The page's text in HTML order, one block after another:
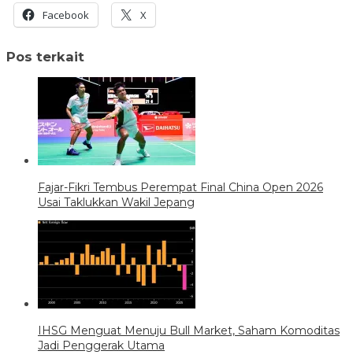
Facebook X
Pos terkait
Fajar-Fikri Tembus Perempat Final China Open 2026
Usai Taklukkan Wakil Jepang
IHSG Menguat Menuju Bull Market, Saham Komoditas
Jadi Penggerak Utama